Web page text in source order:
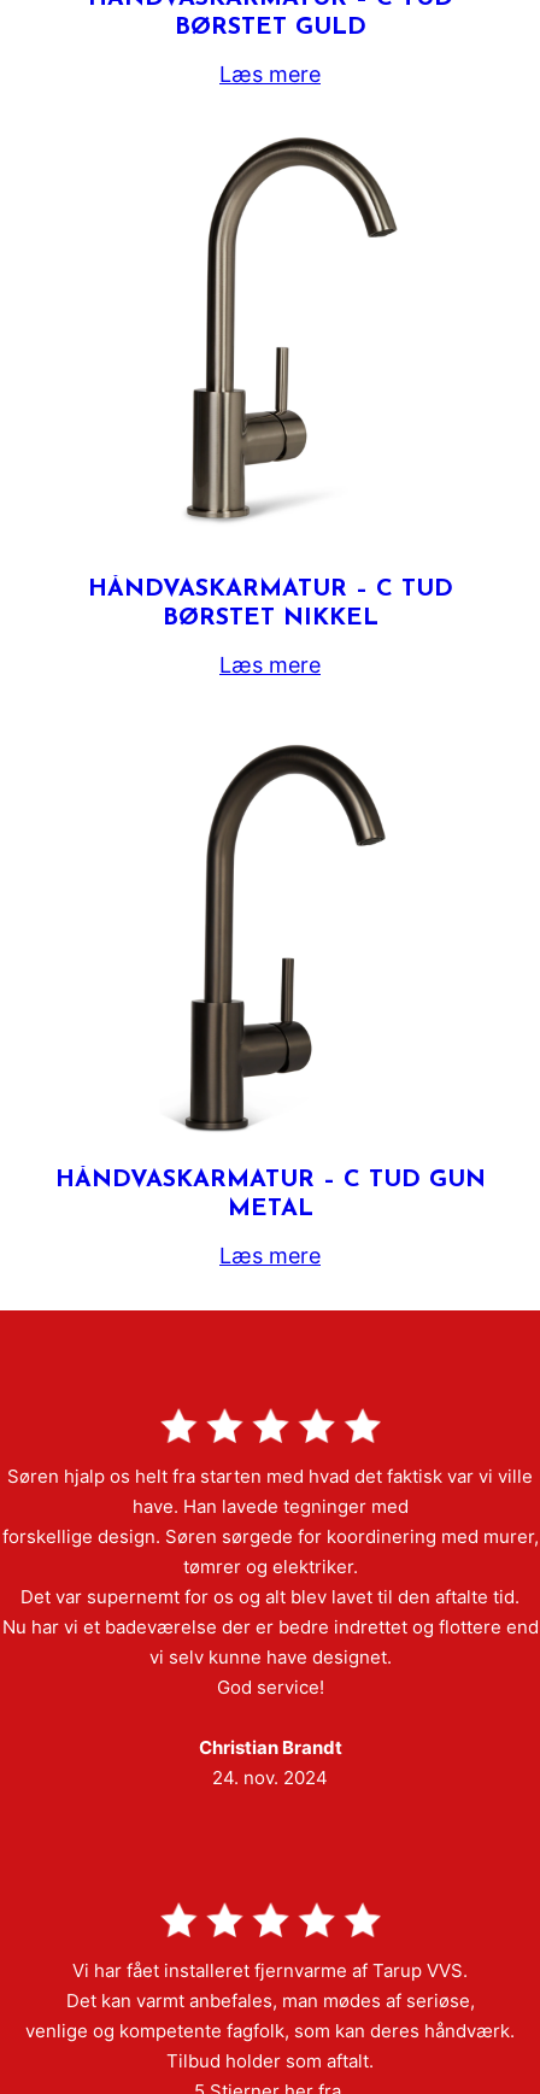
BØRSTET GULD
Læs mere
HÅNDVASKARMATUR – C TUD
BØRSTET NIKKEL
Læs mere
HÅNDVASKARMATUR – C TUD GUN
METAL
Læs mere
Søren hjalp os helt fra starten med hvad det faktisk var vi ville
have. Han lavede tegninger med
forskellige design. Søren sørgede for koordinering med murer,
tømrer og elektriker.
Det var supernemt for os og alt blev lavet til den aftalte tid.
Nu har vi et badeværelse der er bedre indrettet og flottere end
vi selv kunne have designet.
God service!
Christian Brandt
24. nov. 2024
Vi har fået installeret fjernvarme af Tarup VVS.
Det kan varmt anbefales, man mødes af seriøse,
venlige og kompetente fagfolk, som kan deres håndværk.
Tilbud holder som aftalt.